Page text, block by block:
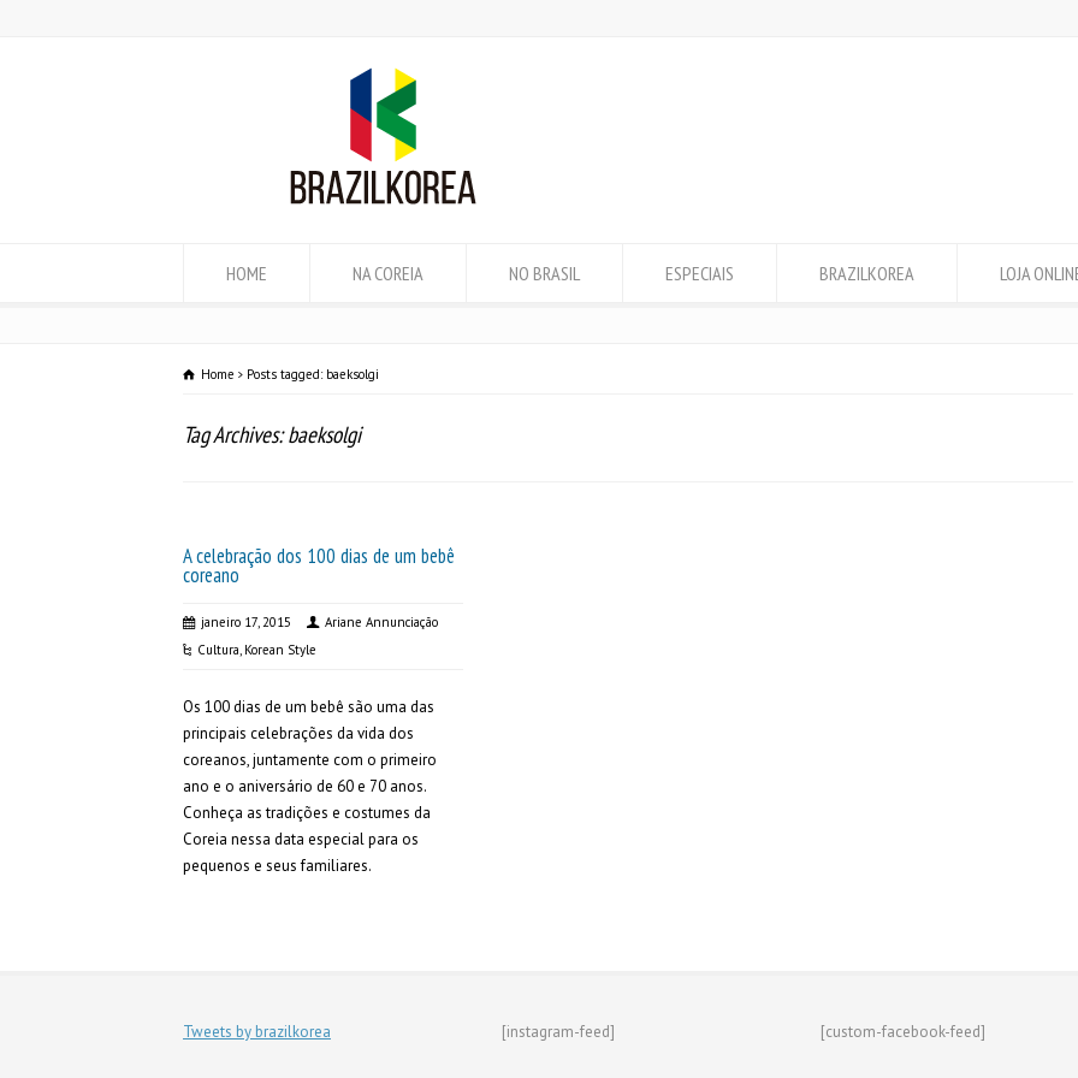
HOME NA COREIA NO BRASIL ESPECIAIS BRAZILKOREA LOJA
Home Posts tagged: baeksolgi
Tag Archives: baeksolgi
A celebração dos 100 dias de um bebê
coreano
janeiro 17, 2015
Ariane Annunciação
Cultura, Korean Style
Os 100 dias de um bebê são uma das
principais celebrações da vida dos
coreanos, juntamente com o primeiro
ano e o aniversário de 60 e 70 anos.
Conheça as tradições e costumes da
Coreia nessa data especial para os
pequenos e seus familiares.
Tweets by brazilkorea [instagram-feed] [custom-facebook-feed]